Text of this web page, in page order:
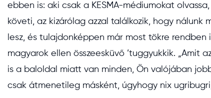
ebben is: aki csak a KESMA-médiumokat
követi, az kizárólag azzal találkozik, hogy
lesz, és tulajdonképpen már most tökre rendben
magyarok ellen összeesküvő ’tuggyukkik.
is a baloldal miatt van minden, Ön valójában
csak átmenetileg másként, úgyhogy nix